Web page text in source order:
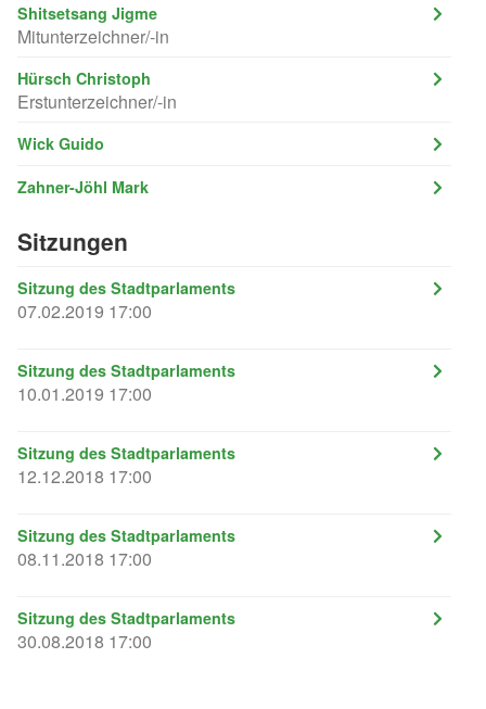
Shitsetsang Jigme
Mitunterzeichner/-in
Hürsch Christoph
Erstunterzeichner/-in
Wick Guido
Zahner-Jöhl Mark
Sitzungen
Sitzung des Stadtparlaments
07.02.2019 17:00
Sitzung des Stadtparlaments
10.01.2019 17:00
Sitzung des Stadtparlaments
12.12.2018 17:00
Sitzung des Stadtparlaments
08.11.2018 17:00
Sitzung des Stadtparlaments
30.08.2018 17:00